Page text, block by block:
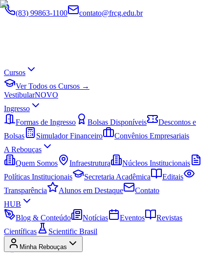
(83) 99863-1100 contato@frcg.edu.br
Cursos
Ver Todos os Cursos →
VestibularNOVO
Ingresso
Formas de Ingresso
Bolsas Disponíveis
Descontos e
Bolsas
Simulador Financeiro
Convênios Empresariais
A Rebouças
Quem Somos
Infraestrutura
Núcleos Institucionais
Políticas Institucionais
Secretaria Acadêmica
Editais
Transparência
Alunos em Destaque
Contato
HUB
Blog & Conteúdo
Notícias Eventos
Revistas
Científicas
Scientific Brasil
Minha Rebouças